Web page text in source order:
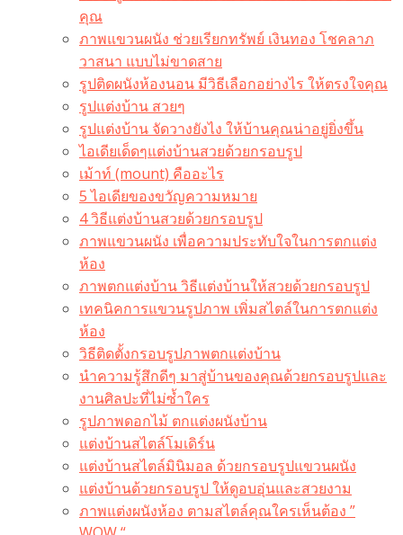
คุณ
ภาพแขวนผนัง ช่วยเรียกทรัพย์ เงินทอง โชคลาภ
วาสนา แบบไม่ขาดสาย
รูปติดผนังห้องนอน มีวิธีเลือกอย่างไร ให้ตรงใจคุณ
รูปแต่งบ้าน สวยๆ
รูปแต่งบ้าน จัดวางยังไง ให้บ้านคุณน่าอยู่ยิ่งขึ้น
ไอเดียเด็ดๆแต่งบ้านสวยด้วยกรอบรูป
เม้าท์ (mount) คืออะไร​
5 ไอเดียของขวัญความหมาย
4 วิธีแต่งบ้านสวยด้วยกรอบรูป
ภาพแขวนผนัง เพื่อความประทับใจในการตกแต่ง
ห้อง
ภาพตกแต่งบ้าน วิธีแต่งบ้านให้สวยด้วยกรอบรูป
เทคนิคการแขวนรูปภาพ เพิ่มสไตล์ในการตกแต่ง
ห้อง
วิธีติดตั้งกรอบรูปภาพตกแต่งบ้าน
นำความรู้สึกดีๆ มาสู่บ้านของคุณด้วยกรอบรูปและ
งานศิลปะที่ไม่ซ้ำใคร
รูปภาพดอกไม้ ตกแต่งผนังบ้าน
แต่งบ้านสไตล์โมเดิร์น
แต่งบ้านสไตล์มินิมอล ด้วยกรอบรูปแขวนผนัง
แต่งบ้านด้วยกรอบรูป ให้ดูอบอุ่นและสวยงาม
ภาพแต่งผนังห้อง ตามสไตล์คุณใครเห็นต้อง ”